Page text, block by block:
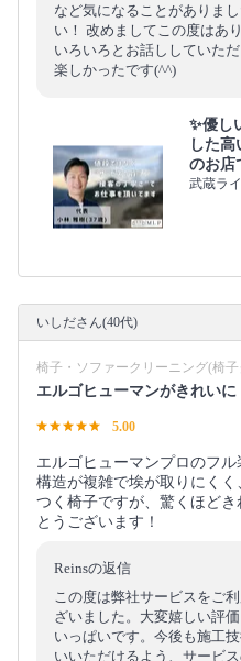
など気になることがありま
い！ 改めましてこの度はあ
いろいろとお話ししていた
楽しかったです(^^)
✨優し
した高
のお店
武蔵ラ
いしださん(40代)
椅子・ソファークリーニング(椅
エルゴヒューマンがきれいに
5.00
エルゴヒューマンプロのフル
構造が複雑で埃が取りにく
つく椅子ですが、驚くほど
とうございます！
Reinsの返信
この度は弊社サービスをご
ざいました。大変嬉しい評
いっぱいです。今後も施工
いいただけるよう、サービ